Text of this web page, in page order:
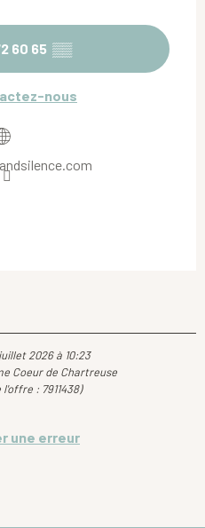
60 65 ▒▒
nous
2026 à 10:23
Coeur de Chartreuse
l'offre : 7911438)
une erreur